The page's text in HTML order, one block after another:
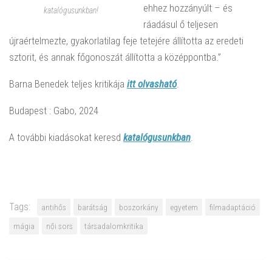
katalógusunkban!
ehhez hozzányúlt – és
ráadásul ő teljesen
újraértelmezte, gyakorlatilag feje tetejére állította az eredeti
sztorit, és annak főgonoszát állította a középpontba.”
Barna Benedek teljes kritikája itt olvasható.
Budapest : Gabo, 2024
A további kiadásokat keresd katalógusunkban
Tags: antihős barátság boszorkány egyetem
filmadaptáció
mágia
női sors társadalomkritika